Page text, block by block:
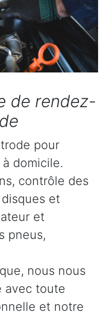
de rendez-
pour
domicile.
contrôle des
et
et
pneus,
nous nous
avec toute
et notre